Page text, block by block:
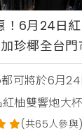
！6月24日
珍椰全台門
可將於6月
柚雙響炮大
LINE帳號領取
(共65人參與